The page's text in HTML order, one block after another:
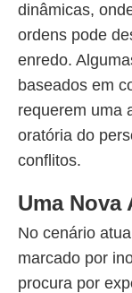
dinâmicas,
ordens pode
enredo.
baseados em
requerem uma
oratória do
conflitos.
Uma Nova
No cenário
marcado por
procura por